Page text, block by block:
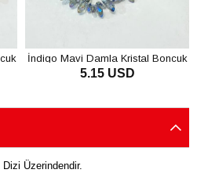
İndigo Mavi Damla Kristal Boncuk
5.15 USD
Üzerindendir.